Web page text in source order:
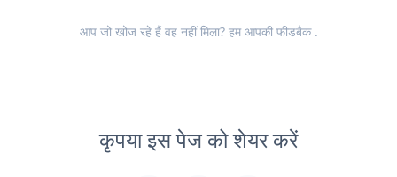
आप जो खोज रहे हैं वह नहीं मिला? हम आपकी फीडबैक.
कृपया इस पेज को शेयर करें